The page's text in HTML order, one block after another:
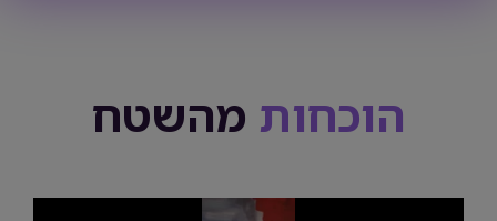
הוכחות מהשטח